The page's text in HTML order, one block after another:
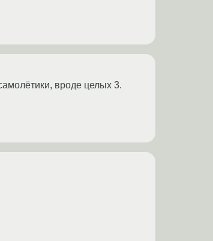
вроде целых 3.